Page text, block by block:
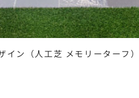
ン（人工芝 メモリーターフ）